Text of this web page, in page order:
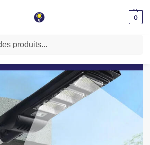
0
/ Foyer Solaire Led 120W Lumière Blanche SRYG-120W